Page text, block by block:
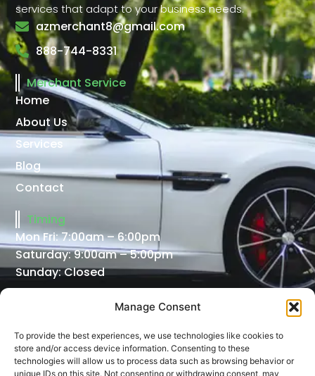
Manage Consent
To provide the best experiences, we use technologies like cookies to
store and/or access device information. Consenting to these
technologies will allow us to process data such as browsing behavior or
unique IDs on this site. Not consenting or withdrawing consent, may
services that adapt to your business needs.
azmerchant8@gmail.com
888-744-8331
Merchant Service
Home
About Us
Services
Blog
Contact
Timing
Mon Fri: 7:00am – 6:00pm
Saturday: 9:00am – 5:00pm
Sunday: Closed